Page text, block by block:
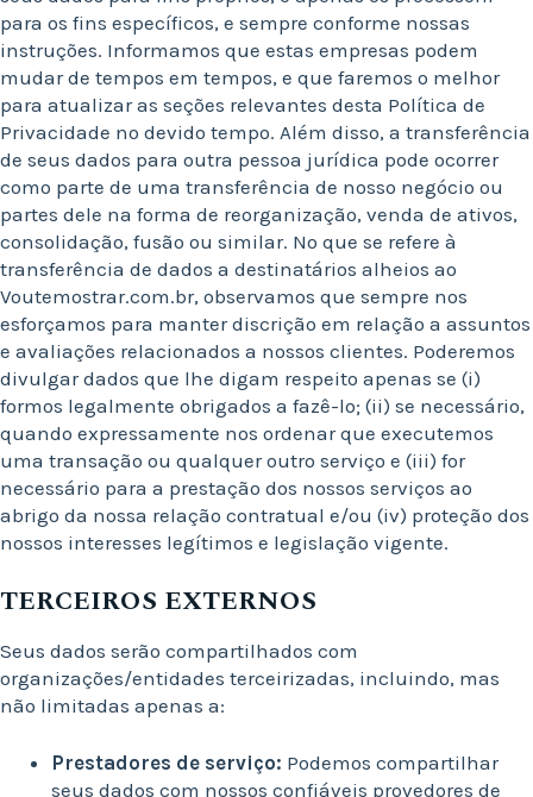
para os fins específicos, e sempre conforme nossas
instruções. Informamos que estas empresas podem
mudar de tempos em tempos, e que faremos o melhor
para atualizar as seções relevantes desta Política de
Privacidade no devido tempo. Além disso, a transferência
de seus dados para outra pessoa jurídica pode ocorrer
como parte de uma transferência de nosso negócio ou
partes dele na forma de reorganização, venda de ativos,
consolidação, fusão ou similar. No que se refere à
transferência de dados a destinatários alheios ao
Voutemostrar.com.br, observamos que sempre nos
esforçamos para manter discrição em relação a assuntos
e avaliações relacionados a nossos clientes. Poderemos
divulgar dados que lhe digam respeito apenas se (i)
formos legalmente obrigados a fazê-lo; (ii) se necessário,
quando expressamente nos ordenar que executemos
uma transação ou qualquer outro serviço e (iii) for
necessário para a prestação dos nossos serviços ao
abrigo da nossa relação contratual e/ou (iv) proteção dos
nossos interesses legítimos e legislação vigente.
TERCEIROS EXTERNOS
Seus dados serão compartilhados com
organizações/entidades terceirizadas, incluindo, mas
não limitadas apenas a:
Prestadores de serviço: Podemos compartilhar
seus dados com nossos confiáveis provedores de